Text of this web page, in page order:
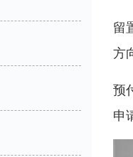
留
方
预
申